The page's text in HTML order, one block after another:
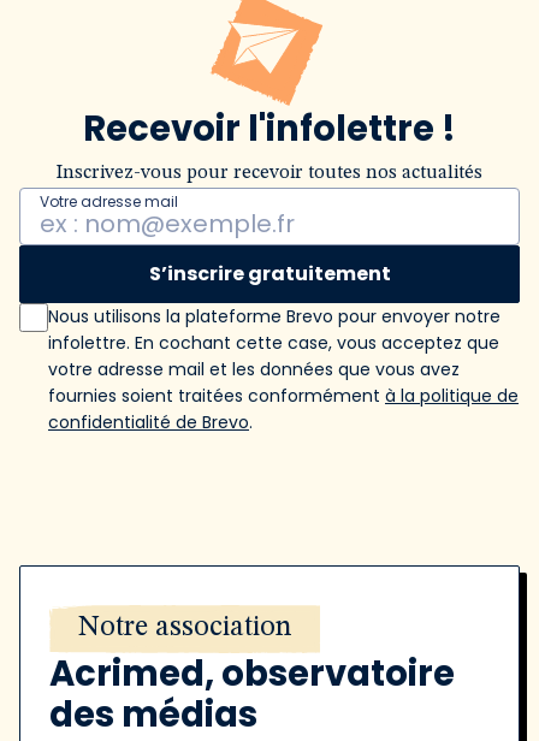
Recevoir l'infolettre !
Inscrivez-vous pour recevoir toutes nos actualités
Votre adresse mail
S’inscrire gratuitement
Nous utilisons la plateforme Brevo pour envoyer notre
infolettre. En cochant cette case, vous acceptez que
votre adresse mail et les données que vous avez
fournies soient traitées conformément à la politique de
confidentialité de Brevo.
Notre association
Acrimed, observatoire
des médias